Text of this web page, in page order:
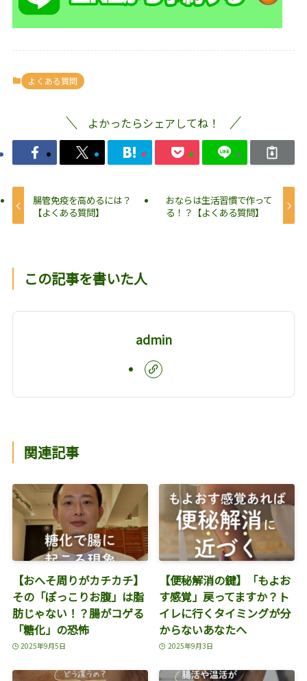
よくある質問
よかったらシェアしてね！
腸管免疫を高めるには？
【よくある質問】
おならは生活習慣で作って
る！？【よくある質問】
この記事を書いた人
admin
関連記事
【おへそ周りがカチカチ】
その「ぽっこりお腹」は脂
肪じゃない！？腸がコゲる
「糖化」の恐怖
2025年9月5日
【便秘解消の鍵】「もよお
す感覚」戻ってますか？ト
イレに行くタイミングが分
からないあなたへ
2025年9月3日